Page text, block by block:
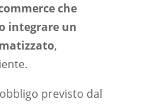
che
integrare un
,
previsto dal